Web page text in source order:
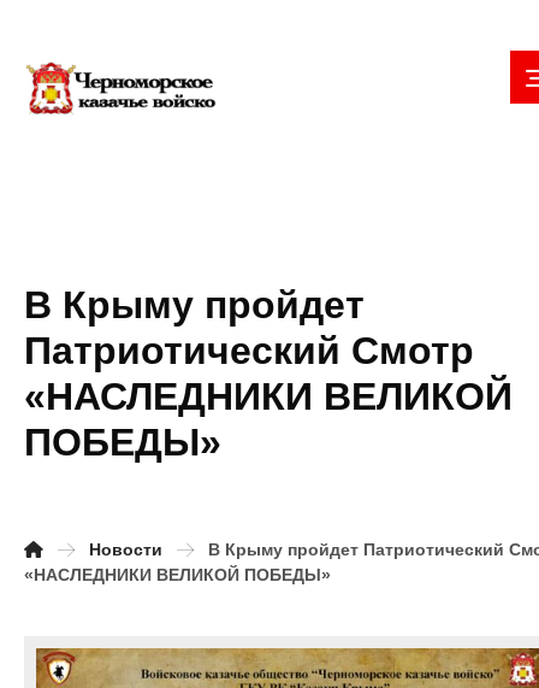
В Крыму пройдет
Патриотический Смотр
«НАСЛЕДНИКИ ВЕЛИКОЙ
ПОБЕДЫ»
Новости
В Крыму пройдет Патриотический
«НАСЛЕДНИКИ ВЕЛИКОЙ ПОБЕДЫ»